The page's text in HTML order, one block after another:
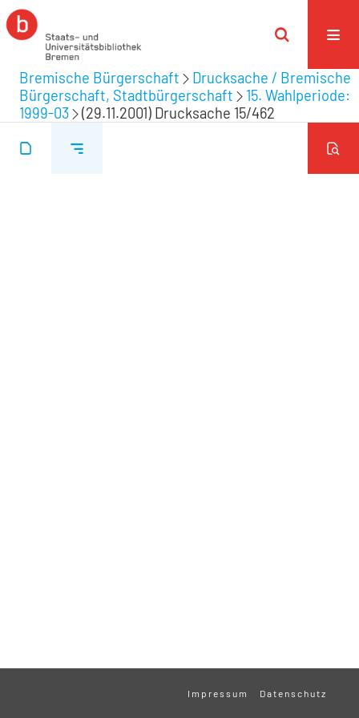
Bremische Bürgerschaft
Drucksache / Bremische
Bürgerschaft, Stadtbürgerschaft
15. Wahlperiode:
1999-03
(29.11.2001) Drucksache 15/462
Impressum Datenschutz